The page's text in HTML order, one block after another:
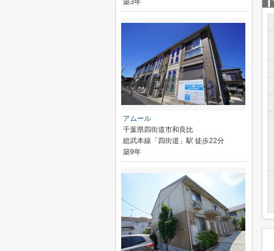
築3年
アムール
千葉県四街道市和良比
総武本線「四街道」駅 徒歩22分
築9年